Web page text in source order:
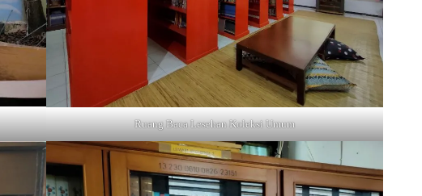
Ruang Baca Lesehan Koleksi Umum